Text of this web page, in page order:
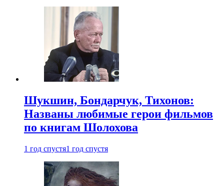
Шукшин, Бондарчук, Тихонов:
Названы любимые герои фильмов
по книгам Шолохова
1 год спустя1 год спустя